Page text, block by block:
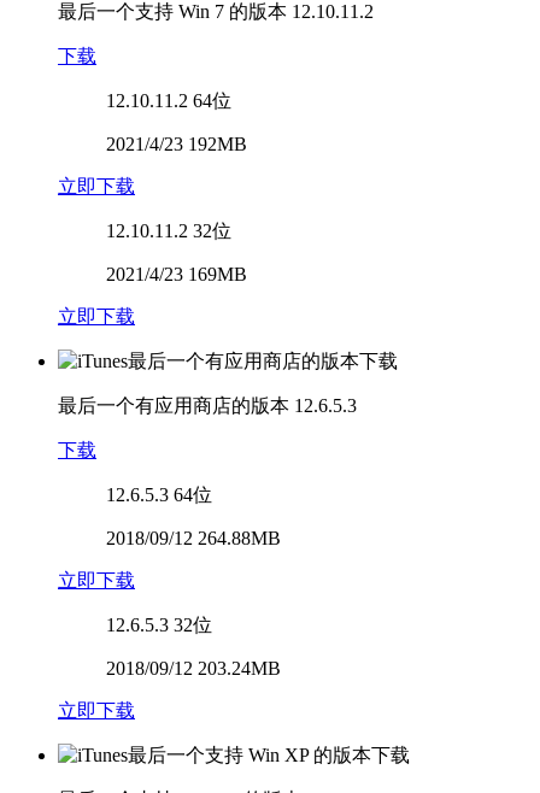
最后一个支持 Win 7 的版本 12.10.11.2
下载
12.10.11.2 64位
2021/4/23 192MB
立即下载
12.10.11.2 32位
2021/4/23 169MB
立即下载
最后一个有应用商店的版本 12.6.5.3
下载
12.6.5.3 64位
2018/09/12 264.88MB
立即下载
12.6.5.3 32位
2018/09/12 203.24MB
立即下载